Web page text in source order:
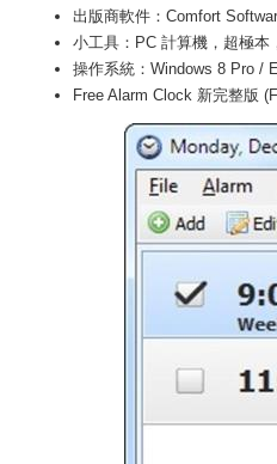
出版商軟件：Comfort
小工具：PC 計算機，超極本
操作系統：Windows 8 Pro /
Free Alarm Clock 新完整版